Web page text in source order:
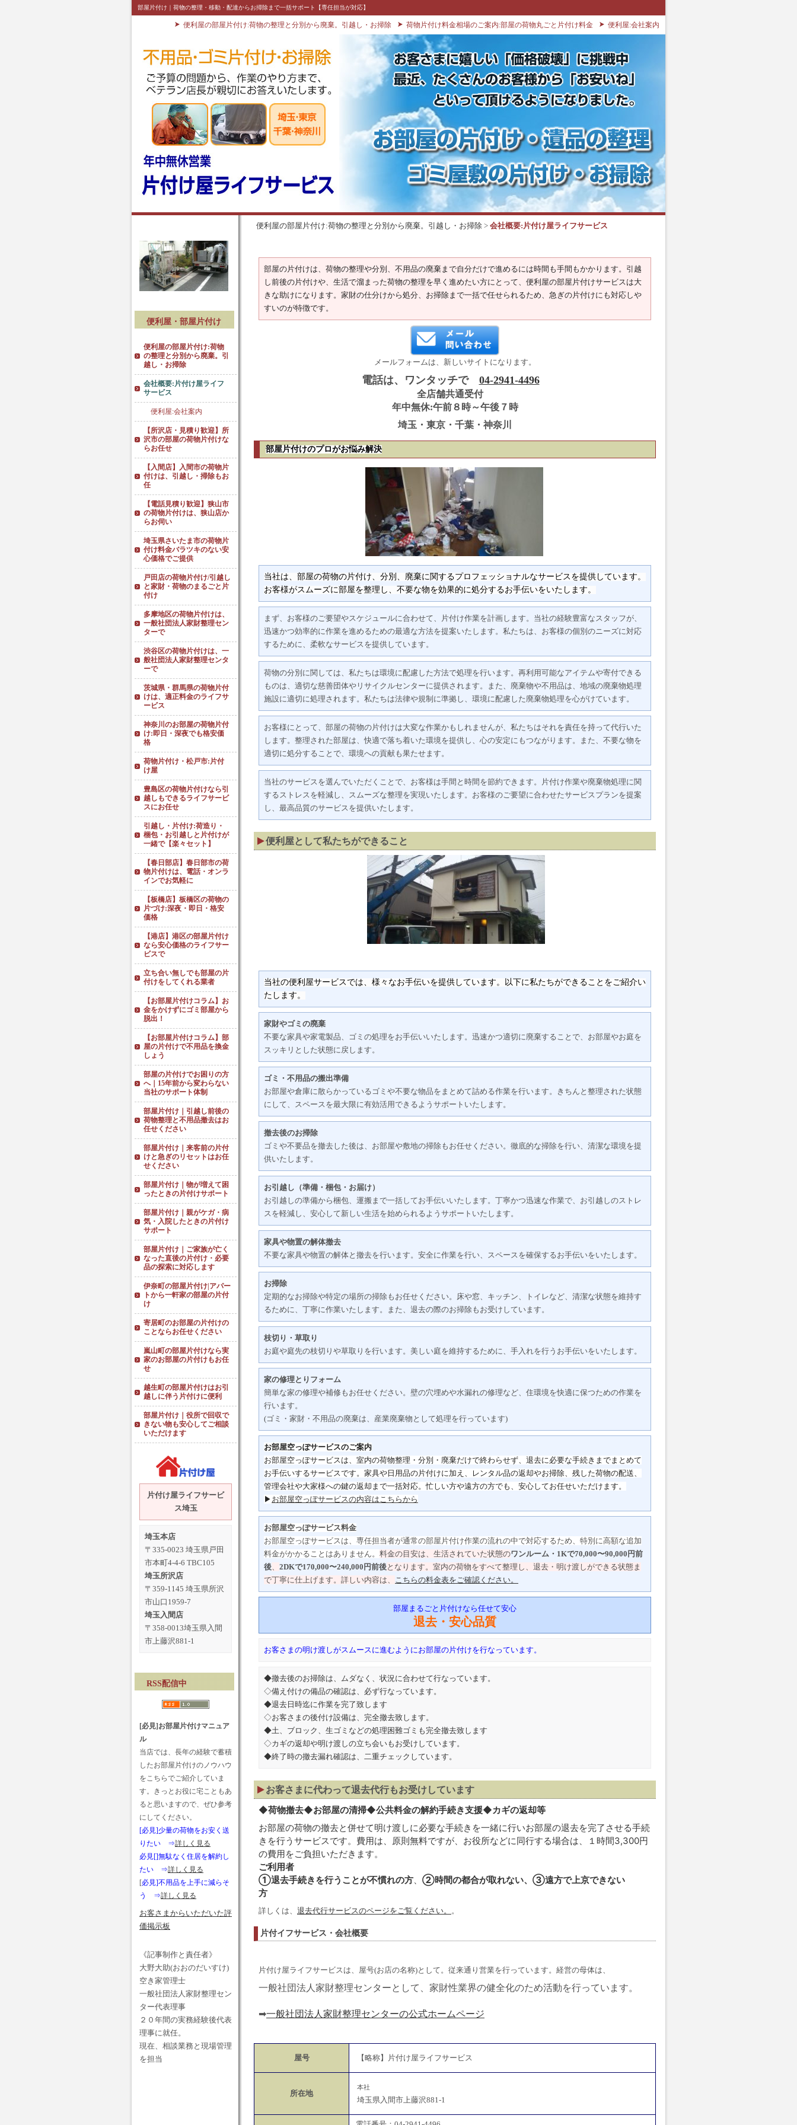
部屋片付け｜荷物の整理・移動・配達からお掃除まで一括サポート【専任担当が対応】
便利屋の部屋片付け:荷物の整理と分別から廃棄。引越し・お掃除 荷物片付け料金相場のご案内:部屋の荷物丸ごと片付け料金 便利屋:会社案内
便利屋・部屋片付け
便利屋の部屋片付け:荷物
の整理と分別から廃棄。引
越し・お掃除
会社概要:片付け屋ライフ
サービス
便利屋:会社案内
【所沢店・見積り歓迎】所
沢市の部屋の荷物片付けな
らお任せ
【入間店】入間市の荷物片
付けは、引越し・掃除もお
任
【電話見積り歓迎】狭山市
の荷物片付けは、狭山店か
らお伺い
埼玉県さいたま市の荷物片
付け料金バラツキのない安
心価格でご提供
戸田店の荷物片付け/引越し
と家財・荷物のまるごと片
付け
多摩地区の荷物片付けは、
一般社団法人家財整理セン
ターで
渋谷区の荷物片付けは、一
般社団法人家財整理センタ
ーで
茨城県・群馬県の荷物片付
けは、適正料金のライフサ
ービス
神奈川のお部屋の荷物片付
け:即日・深夜でも格安価
格
荷物片付け・松戸市:片付
け屋
豊島区の荷物片付けなら引
越しもできるライフサービ
スにお任せ
引越し・片付け:荷造り・
梱包・お引越しと片付けが
一緒で【楽々セット】
【春日部店】春日部市の荷
物片付けは、電話・オンラ
インでお気軽に
【板橋店】板橋区の荷物の
片づけ:深夜・即日・格安
価格
【港店】港区の部屋片付け
なら安心価格のライフサー
ビスで
立ち合い無しでも部屋の片
付けをしてくれる業者
【お部屋片付けコラム】お
金をかけずにゴミ部屋から
脱出！
【お部屋片付けコラム】部
屋の片付けで不用品を換金
しょう
部屋の片付けでお困りの方
へ｜15年前から変わらない
当社のサポート体制
部屋片付け｜引越し前後の
荷物整理と不用品撤去はお
任せください
部屋片付け｜来客前の片付
けと急ぎのリセットはお任
せください
部屋片付け｜物が増えて困
ったときの片付けサポート
部屋片付け｜親がケガ・病
気・入院したときの片付け
サポート
部屋片付け｜ご家族が亡く
なった直後の片付け・必要
品の探索に対応します
伊奈町の部屋片付け|アパー
トから一軒家の部屋の片付
け
寄居町のお部屋の片付けの
ことならお任せください
嵐山町の部屋片付けなら実
家のお部屋の片付けもお任
せ
越生町の部屋片付けはお引
越しに伴う片付けに便利
部屋片付け｜役所で回収で
きない物も安心してご相談
いただけます
片付け屋ライフサービ
ス埼玉
埼玉本店
〒335-0023 埼玉県戸田
市本町4-4-6 TBC105
埼玉所沢店
〒359-1145 埼玉県所沢
市山口1959-7
埼玉入間店
〒358-0013埼玉県入間
市上藤沢881-1
RSS配信中
[必見]お部屋片付けマニュア
ル
当店では、長年の経験で蓄積
したお部屋片付けのノウハウ
をこちらでご紹介していま
す。きっとお役に宅こともあ
ると思いますので、ぜひ参考
にしてください。
[必見]少量の荷物をお安く送
りたい ⇒詳しく見る
必見[]無駄なく住居を解約し
たい ⇒詳しく見る
[必見]不用品を上手に減らそ
う ⇒詳しく見る
お客さまからいただいた評
価掲示板
《記事制作と責任者》
大野大助(おおのだいすけ)
空き家管理士
一般社団法人家財整理セン
ター代表理事
２０年間の実務経験後代表
理事に就任。
現在、相談業務と現場管理
を担当
便利屋の部屋片付け:荷物の整理と分別から廃棄。引越し・お掃除 > 会社概要:片付け屋ライフサービス
部屋の片付けは、荷物の整理や分別、不用品の廃棄まで自分だけで進めるには時間も手間もかかります。引越
し前後の片付けや、生活で溜まった荷物の整理を早く進めたい方にとって、便利屋の部屋片付けサービスは大
きな助けになります。家財の仕分けから処分、お掃除まで一括で任せられるため、急ぎの片付けにも対応しや
すいのが特徴です。
メールフォームは、新しいサイトになります。
電話は、ワンタッチで 04-2941-4496
全店舗共通受付
年中無休:午前８時～午後７時
埼玉・東京・千葉・神奈川
部屋片付けのプロがお悩み解決
当社は、部屋の荷物の片付け、分別、廃棄に関するプロフェッショナルなサービスを提供しています。
お客様がスムーズに部屋を整理し、不要な物を効果的に処分するお手伝いをいたします。
まず、お客様のご要望やスケジュールに合わせて、片付け作業を計画します。当社の経験豊富なスタッフが、
迅速かつ効率的に作業を進めるための最適な方法を提案いたします。私たちは、お客様の個別のニーズに対応
するために、柔軟なサービスを提供しています。
荷物の分別に関しては、私たちは環境に配慮した方法で処理を行います。再利用可能なアイテムや寄付できる
ものは、適切な慈善団体やリサイクルセンターに提供されます。また、廃棄物や不用品は、地域の廃棄物処理
施設に適切に処理されます。私たちは法律や規制に準拠し、環境に配慮した廃棄物処理を心がけています。
お客様にとって、部屋の荷物の片付けは大変な作業かもしれませんが、私たちはそれを責任を持って代行いた
します。整理された部屋は、快適で落ち着いた環境を提供し、心の安定にもつながります。また、不要な物を
適切に処分することで、環境への貢献も果たせます。
当社のサービスを選んでいただくことで、お客様は手間と時間を節約できます。片付け作業や廃棄物処理に関
するストレスを軽減し、スムーズな整理を実現いたします。お客様のご要望に合わせたサービスプランを提案
し、最高品質のサービスを提供いたします。
便利屋として私たちができること
当社の便利屋サービスでは、様々なお手伝いを提供しています。以下に私たちができることをご紹介い
たします。
家財やゴミの廃棄
不要な家具や家電製品、ゴミの処理をお手伝いいたします。迅速かつ適切に廃棄することで、お部屋やお庭を
スッキリとした状態に戻します。
ゴミ・不用品の搬出準備
お部屋や倉庫に散らかっているゴミや不要な物品をまとめて詰める作業を行います。きちんと整理された状態
にして、スペースを最大限に有効活用できるようサポートいたします。
撤去後のお掃除
ゴミや不要品を撤去した後は、お部屋や敷地の掃除もお任せください。徹底的な掃除を行い、清潔な環境を提
供いたします。
お引越し（準備・梱包・お届け）
お引越しの準備から梱包、運搬まで一括してお手伝いいたします。丁寧かつ迅速な作業で、お引越しのストレ
スを軽減し、安心して新しい生活を始められるようサポートいたします。
家具や物置の解体撤去
不要な家具や物置の解体と撤去を行います。安全に作業を行い、スペースを確保するお手伝いをいたします。
お掃除
定期的なお掃除や特定の場所の掃除もお任せください。床や窓、キッチン、トイレなど、清潔な状態を維持す
るために、丁寧に作業いたします。また、退去の際のお掃除もお受けしています。
枝切り・草取り
お庭や庭先の枝切りや草取りを行います。美しい庭を維持するために、手入れを行うお手伝いをいたします。
家の修理とりフォーム
簡単な家の修理や補修もお任せください。壁の穴埋めや水漏れの修理など、住環境を快適に保つための作業を
行います。
(ゴミ・家財・不用品の廃棄は、産業廃棄物として処理を行っています)
お部屋空っぽサービスのご案内
お部屋空っぽサービスは、室内の荷物整理・分別・ 廃棄だけで終わらせず、 退去に必要な手続きまでまとめて
お手伝いするサービスです。 家具や日用品の片付けに加え、レンタル品の返却やお掃除、 残した荷物の配送、
管理会社や大家様への鍵の返却まで一括対応。忙しい方や遠方の方でも、安心してお任せいただけます。
▶ お部屋空っぽサービスの内容はこちらから
お部屋空っぽサービス料金
お部屋空っぽサービスは、専任担当者が通常の部屋片付け作業の流れの中で対応するため、特別に高額な追加
料金がかかることはありません。 料金の目安は、生活されていた状態のワンルーム・1Kで70,000〜90,000円前
後、 2DKで170,000〜240,000円前後となります。 室内の荷物をすべて整理し、退去・明け渡しができる状態ま
で丁寧に仕上げます。詳しい内容は、 こちらの料金表をご確認ください。
部屋まるごと片付けなら任せて安心
退去・安心品質
お客さまの明け渡しがスムースに進むようにお部屋の片付けを行なっています。
◆撤去後のお掃除は、ムダなく、状況に合わせて行なっています。
◇備え付けの備品の確認は、必ず行なっています。
◆退去日時迄に作業を完了致します
◇お客さまの後付け設備は、完全撤去致します。
◆土、ブロック、生ゴミなどの処理困難ゴミも完全撤去致します
◇カギの返却や明け渡しの立ち会いもお受けしています。
◆終了時の撤去漏れ確認は、二重チェックしています。
お客さまに代わって退去代行もお受けしています
◆荷物撤去◆お部屋の清掃◆公共料金の解約手続き支援◆カギの返却等
お部屋の荷物の撤去と併せて明け渡しに必要な手続きを一緒に行いお部屋の退去を完了させる手続
きを行うサービスです。費用は、原則無料ですが、お役所などに同行する場合は、１時間3,300円
の費用をご負担いただきます。
ご利用者
①退去手続きを行うことが不慣れの方、 ②時間の都合が取れない、③遠方で上京できない
方
詳しくは、 退去代行サービスのページをご覧ください。 。
片付イフサービス・会社概要
片付け屋ライフサービスは、屋号(お店の名称)として。従来通り営業を行っています。経営の母体は、
一般社団法人家財整理センターとして、家財性業界の健全化のため活動を行っています。
➡一般社団法人家財整理センターの公式ホームページ
屋号 【略称】片付け屋ライフサービス
所在地
本社
埼玉県入間市上藤沢881-1